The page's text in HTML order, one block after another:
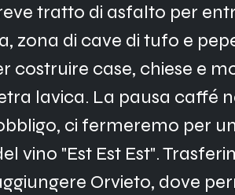
tratto di asfalto per
zona di cave di tufo e
costruire case, chiese e
lavica. La pausa caffé
ci fermeremo per
vino "Est Est Est".
Orvieto, dove